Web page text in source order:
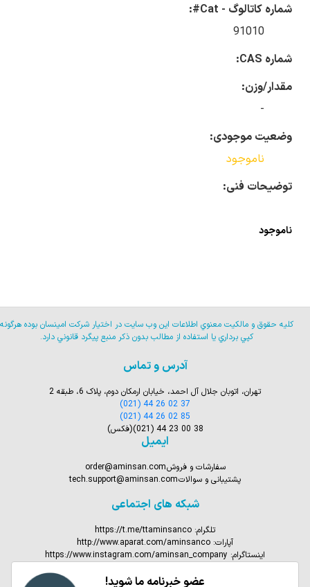
شماره کاتالوگ - Cat#:
91010
شماره CAS:
مقدار/وزن:
وضعیت موجودی:
ناموجود
توضیحات فنی:
ناموجود
كليه حقوق و مالكيت معنوي اطلاعات اين وب سايت در اختيار شركت امينسان بوده هرگونه
كپي برداري يا استفاده از مطالب بدون ذكر منبع پيگرد قانوني دارد.
آدرس و تماس
تهران، اتوبان جلال آل احمد، خیابان ارمکان دوم، پلاک 6، طبقه 2
(021) 44 26 02 37
(021) 44 26 02 85
(021) 44 23 00 38(فکس)
ایمیل
سفارشات و فروشorder@aminsan.com
پشتیبانی و سوالاتtech.support@aminsan.com
شبکه های اجتماعی
تلگرام:https://t.me/ttaminsanco
آپارات:http://www.aparat.com/aminsanco
اینستاگرام:https://www.instagram.com/aminsan_company
عضو خبرنامه ما شوید!